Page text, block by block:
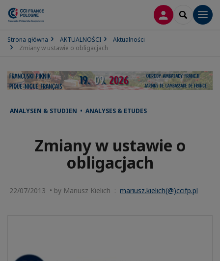
LOGOWANIE
SEARCH
Strona główna AKTUALNOŚCI
Aktualności
Zmiany w ustawie o obligacjach
ANALYSEN & STUDIEN • ANALYSES & ETUDES
Zmiany w ustawie o
obligacjach
22/07/2013 • by Mariusz Kielich : mariusz.kielich(@)ccifp.pl